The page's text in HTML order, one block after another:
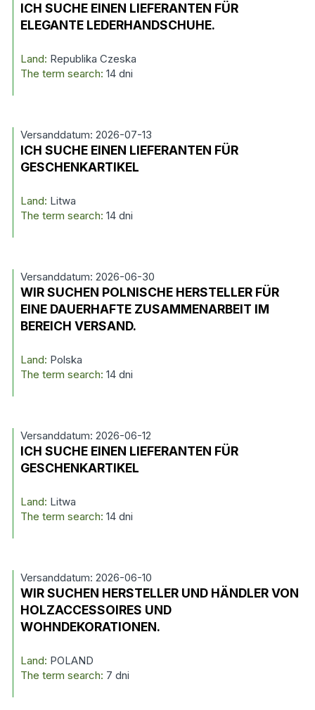
ICH SUCHE EINEN LIEFERANTEN FÜR
ELEGANTE LEDERHANDSCHUHE.
Land: Republika Czeska
The term search: 14 dni
Versanddatum: 2026-07-13
ICH SUCHE EINEN LIEFERANTEN FÜR
GESCHENKARTIKEL
Land: Litwa
The term search: 14 dni
Versanddatum: 2026-06-30
WIR SUCHEN POLNISCHE HERSTELLER FÜR
EINE DAUERHAFTE ZUSAMMENARBEIT IM
BEREICH VERSAND.
Land: Polska
The term search: 14 dni
Versanddatum: 2026-06-12
ICH SUCHE EINEN LIEFERANTEN FÜR
GESCHENKARTIKEL
Land: Litwa
The term search: 14 dni
Versanddatum: 2026-06-10
WIR SUCHEN HERSTELLER UND HÄNDLER VON
HOLZACCESSOIRES UND
WOHNDEKORATIONEN.
Land: POLAND
The term search: 7 dni